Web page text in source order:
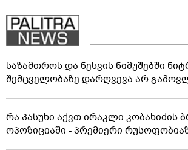
საზამთროს და ნესვის ნიმუშებში
შემცველობაზე დარღვევა არ
რა პასუხი აქვთ ირაკლი კობახიძის
ოპოზიციაში - პრემიერი